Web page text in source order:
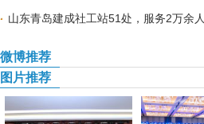
山东青岛建成社工站51处，服务2万余人
微博推荐
图片推荐